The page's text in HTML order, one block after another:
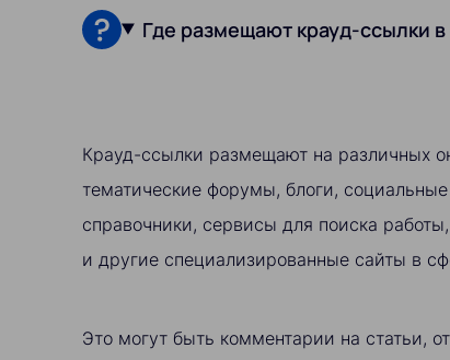
Где размещают крауд-ссылки
Крауд-ссылки размещают на различных
тематические форумы, блоги,
справочники, сервисы для поиска
и другие специализированные сайты в
Это могут быть комментарии на статьи,